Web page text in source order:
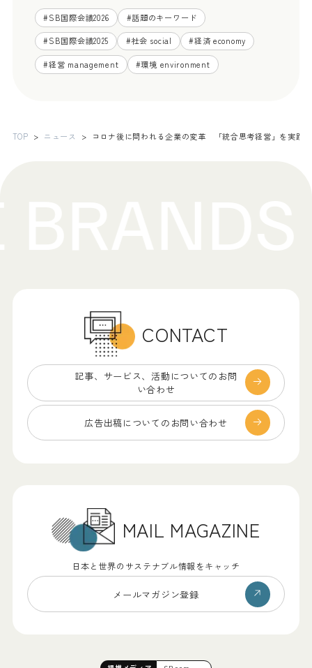
#SB国際会議2026 #話題のキーワード
#SB国際会議2025 #社会 social #経済 economy
#経営 management #環境 environment
TOP ニュース コロナ後に問われる企業の変革 「統合思考経営」を実践
CONTACT
記事、サービス、 活動についてのお問
い合わせ
広告出稿についての お問い合わせ
MAIL MAGAZINE
日本と世界のサステナブル情報をキャッチ
メールマガジン登録